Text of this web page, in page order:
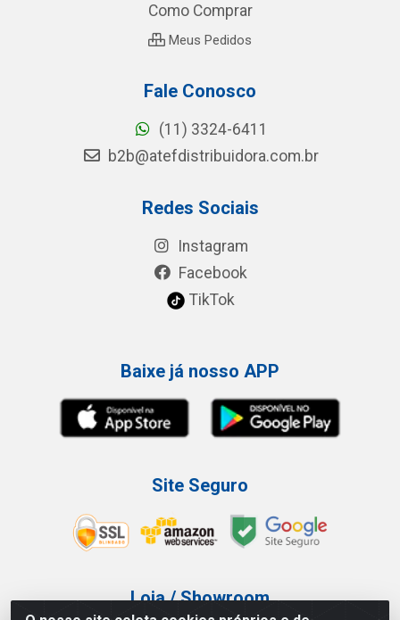
Como Comprar
Meus Pedidos
Fale Conosco
(11) 3324-6411
b2b@atefdistribuidora.com.br
Redes Sociais
Instagram
Facebook
TikTok
Baixe já nosso APP
Site Seguro
Loja / Showroom